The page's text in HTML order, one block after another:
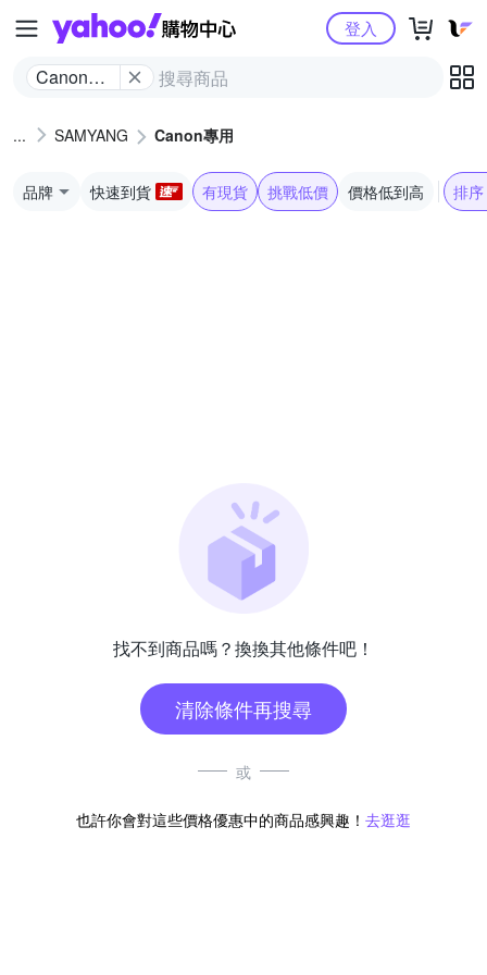
Yahoo購物中心
Canon專
登入
SAMYANG Canon專用
品牌 快速到貨 有現貨 挑戰低價 價格低到高 排序
找不到商品嗎？換換其他條件吧！
清除條件再搜尋
或
也許你會對這些價格優惠中的商品感興趣！ 去逛逛